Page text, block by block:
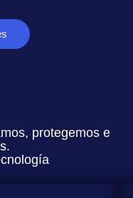
protegemos e